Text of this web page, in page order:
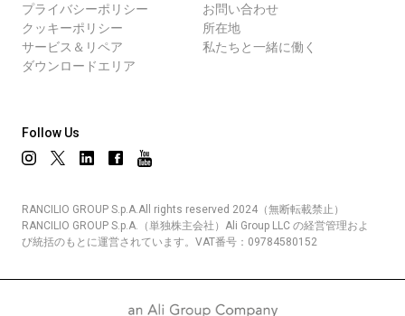
プライバシーポリシー
クッキーポリシー
サービス＆リペア
ダウンロードエリア
お問い合わせ
所在地
私たちと一緒に働く
Follow Us
RANCILIO GROUP S.p.A.All rights reserved 2024（無断転載禁止）
RANCILIO GROUP S.p.A.（単独株主会社）Ali Group LLC の経営管理およ
び統括のもとに運営されています。VAT番号：09784580152